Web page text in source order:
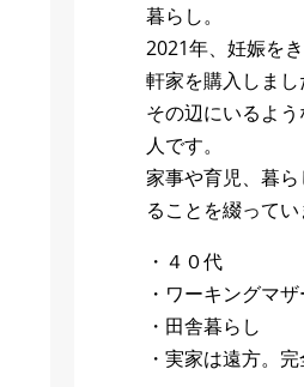
暮らし。
2021年、妊娠を
軒家を購入しまし
その辺にいるよ
人です。
家事や育児、暮
ることを綴ってい
・４０代
・ワーキングマザ
・田舎暮らし
・実家は遠方。